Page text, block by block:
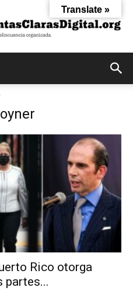
Digital
Rico otorga
partes...
Translate »